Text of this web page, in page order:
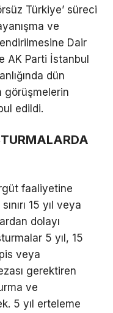
Türkiye’ süreci
ve
Dair
AK Parti İstanbul
dün
görüşmelerin
edildi.
faaliyetine
15 yıl veya
dolayı
5 yıl, 15
veya
gerektiren
ve
5 yıl erteleme